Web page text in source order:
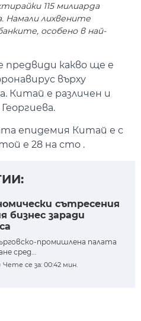
115 милиарда
Намали лихвените
особено в най-
предвиди какво ще е
върху
Китай е различен и
епидемия Китай е с
е 28 на сто .
сътресения
бизнес заради
промишлена палата
сред...
Чете се за: 00:42 мин.